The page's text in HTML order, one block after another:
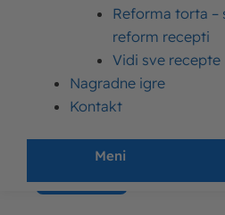
Reforma torta –
reform recepti
Vidi sve recepte
Nagradne igre
Kontakt
Meni